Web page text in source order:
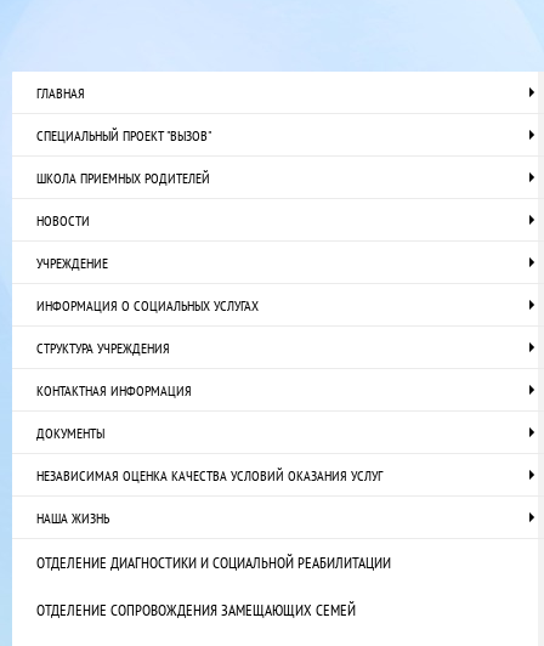
ГЛАВНАЯ
СПЕЦИАЛЬНЫЙ ПРОЕКТ "ВЫЗОВ"
ШКОЛА ПРИЕМНЫХ РОДИТЕЛЕЙ
НОВОСТИ
УЧРЕЖДЕНИЕ
ИНФОРМАЦИЯ О СОЦИАЛЬНЫХ УСЛУГАХ
СТРУКТУРА УЧРЕЖДЕНИЯ
КОНТАКТНАЯ ИНФОРМАЦИЯ
ДОКУМЕНТЫ
НЕЗАВИСИМАЯ ОЦЕНКА КАЧЕСТВА УСЛОВИЙ ОКАЗАНИЯ УСЛУГ
НАША ЖИЗНЬ
ОТДЕЛЕНИЕ ДИАГНОСТИКИ И СОЦИАЛЬНОЙ РЕАБИЛИТАЦИИ
ОТДЕЛЕНИЕ СОПРОВОЖДЕНИЯ ЗАМЕЩАЮЩИХ СЕМЕЙ